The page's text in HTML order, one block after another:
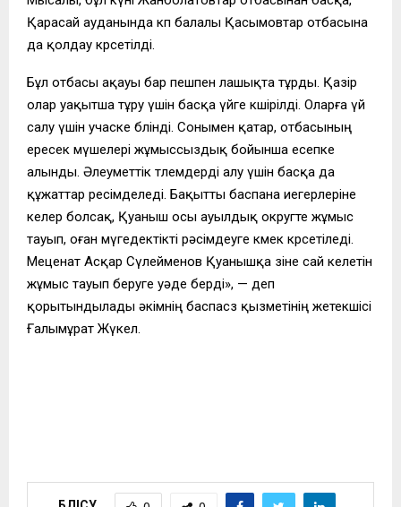
Қарасай ауданында көп балалы Қасымовтар отбасына
да қолдау көрсетілді.
Бұл отбасы ақауы бар пешпен лашықта тұрды. Қазір
олар уақытша тұру үшін басқа үйге көшірілді. Оларға үй
салу үшін учаске бөлінді. Сонымен қатар, отбасының
ересек мүшелері жұмыссыздық бойынша есепке
алынды. Әлеуметтік төлемдерді алу үшін басқа да
құжаттар ресімделеді. Бақытты баспана иегерлеріне
келер болсақ, Қуаныш осы ауылдық округте жұмыс
тауып, оған мүгедектікті рәсімдеуге көмек көрсетіледі.
Меценат Асқар Сүлейменов Қуанышқа өзіне сай келетін
жұмыс тауып беруге уәде берді», — деп
қорытындылады әкімнің баспасөз қызметінің жетекшісі
Ғалымұрат Жүкел.